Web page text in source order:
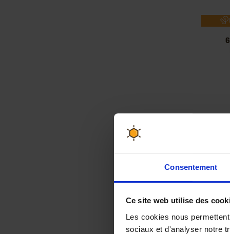
Consentement
Ce site web utilise des
Les cookies nous
sociaux et d'analyser notre